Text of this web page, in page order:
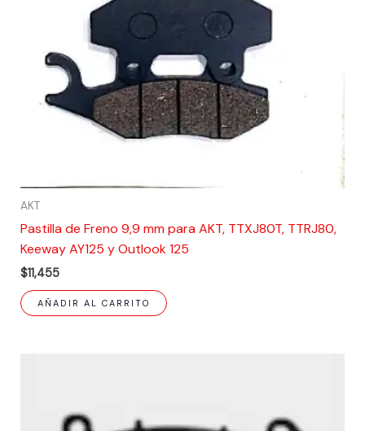
AKT
Pastilla de Freno 9,9 mm para AKT, TTXJ80T, TTRJ80,
Keeway AY125 y Outlook 125
$11,455
AÑADIR AL CARRITO